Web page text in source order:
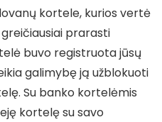
kortele, kurios vertė
greičiausiai prarasti
buvo registruota jūsų
galimybę ją užblokuoti
Su banko kortelėmis
kortelę su savo